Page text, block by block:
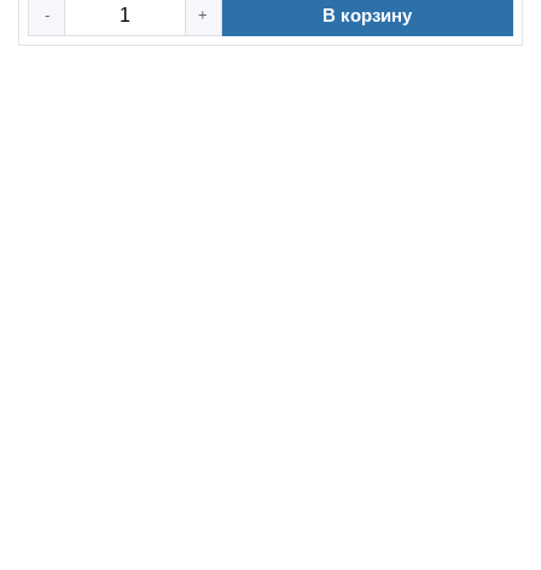
- + В корзину